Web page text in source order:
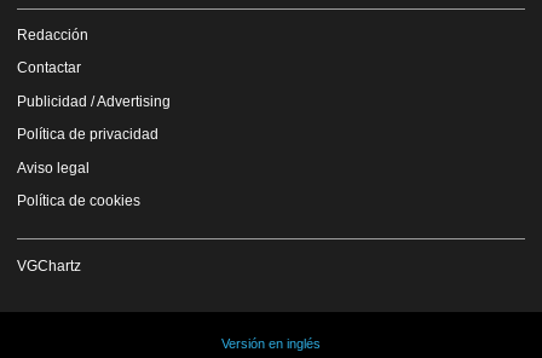
Redacción
Contactar
Publicidad / Advertising
Política de privacidad
Aviso legal
Política de cookies
VGChartz
Versión en inglés